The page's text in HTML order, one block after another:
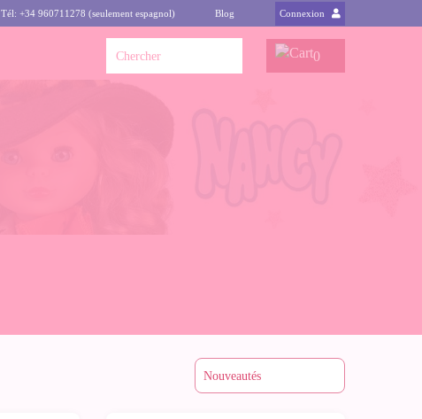
Tél: +34 960711278 (seulement espagnol) Blog Connexion
0